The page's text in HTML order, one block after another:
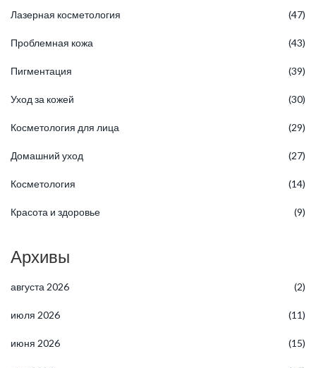
Лазерная косметология (47)
Проблемная кожа (43)
Пигментация (39)
Уход за кожей (30)
Косметология для лица (29)
Домашний уход (27)
Косметология (14)
Красота и здоровье (9)
Архивы
августа 2026 (2)
июля 2026 (11)
июня 2026 (15)